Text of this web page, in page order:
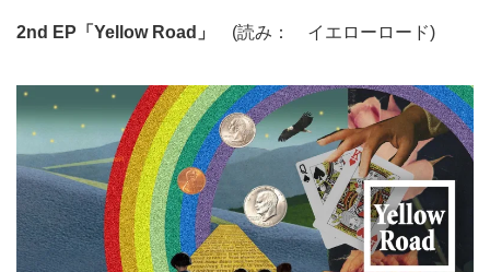
2nd EP 「 Yellow Road 」 (読み： イエローロード)